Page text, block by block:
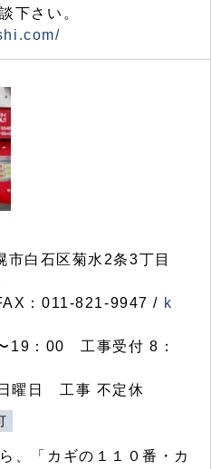
下さい。
白石区菊水2条3丁目
：011-821-9947 / k
19：00 工事受付 8：
曜日 工事 不定休
、「カギの１１０番・カ